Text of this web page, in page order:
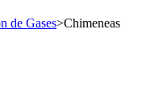
de Gases>Chimeneas